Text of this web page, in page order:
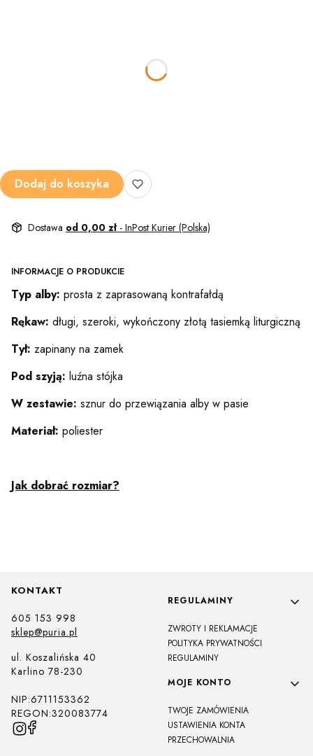
152
Dodaj do koszyka
Dostawa od 0,00 zł - InPost Kurier (Polska)
INFORMACJE O PRODUKCIE
Typ alby: prosta z zaprasowaną kontrafałdą
Rękaw: długi, szeroki, wykończony złotą tasiemką liturgiczną
Tył: zapinany na zamek
Pod szyją: luźna stójka
W zestawie: sznur do przewiązania alby w pasie
Materiał: poliester
Jak dobrać rozmiar?
KONTAKT
605 153 998
sklep@puria.pl
ul. Koszalińska 40
Karlino 78-230
NIP:6711153362
REGON:320083774
Linki w stopce
REGULAMINY
ZWROTY I REKLAMACJE
POLITYKA PRYWATNOŚCI
REGULAMINY
MOJE KONTO
TWOJE ZAMÓWIENIA
USTAWIENIA KONTA
PRZECHOWALNIA